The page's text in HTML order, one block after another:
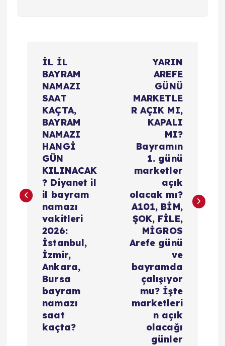
z
İL İL
BAYRAM
NAMAZI
SAAT
KAÇTA,
BAYRAM
NAMAZI
HANGİ
GÜN
KILINACAK
? Diyanet il
il bayram
namazı
vakitleri
2026:
İstanbul,
İzmir,
Ankara,
Bursa
bayram
namazı
saat
kaçta?
YARIN
AREFE
GÜNÜ
MARKETLE
R AÇIK MI,
KAPALI
MI?
Bayramın
1. günü
marketler
açık
olacak mı?
A101, BİM,
ŞOK, FİLE,
MİGROS
Arefe günü
ve
bayramda
çalışıyor
mu? İşte
marketleri
n açık
olacağı
günler